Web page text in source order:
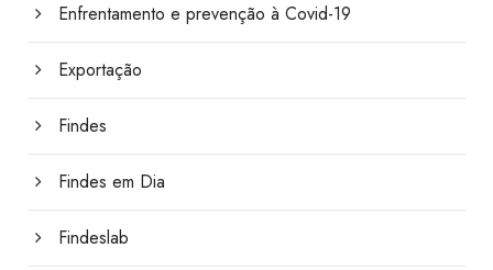
Enfrentamento e prevenção à Covid-19
Exportação
Findes
Findes em Dia
Findeslab